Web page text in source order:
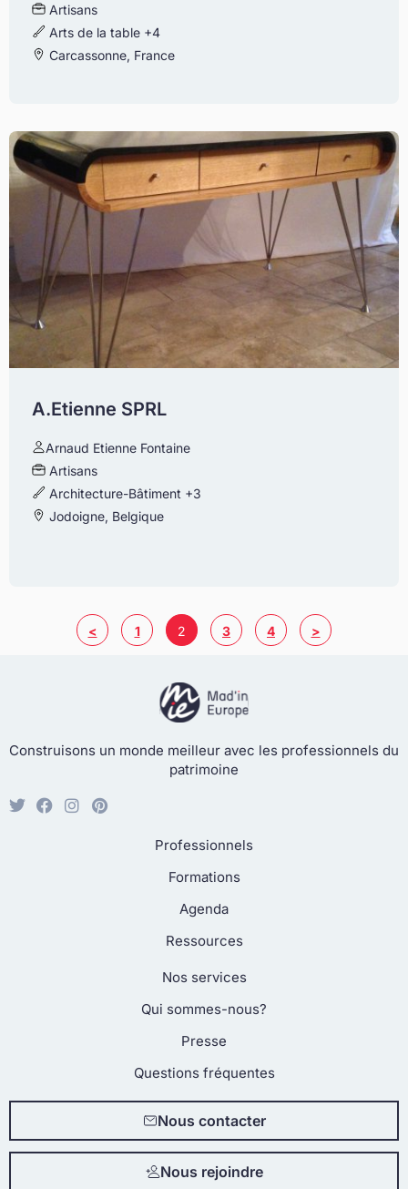
Artisans
Arts de la table +4
Carcassonne, France
A.Etienne SPRL
Arnaud Etienne Fontaine
Artisans
Architecture-Bâtiment +3
Jodoigne, Belgique
< 1 2 3 4 >
Construisons un monde meilleur avec les professionnels du
patrimoine
Professionnels
Formations
Agenda
Ressources
Nos services
Qui sommes-nous?
Presse
Questions fréquentes
Nous contacter
Nous rejoindre